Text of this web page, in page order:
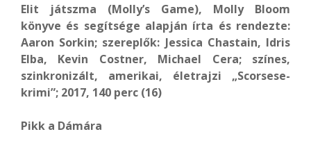
Elit játszma (Molly’s Game), Molly Bloom
könyve és segítsége alapján írta és rendezte:
Aaron Sorkin; szereplők: Jessica Chastain, Idris
Elba, Kevin Costner, Michael Cera; színes,
szinkronizált, amerikai, életrajzi „Scorsese-
krimi”; 2017, 140 perc (16)
Pikk a Dámára